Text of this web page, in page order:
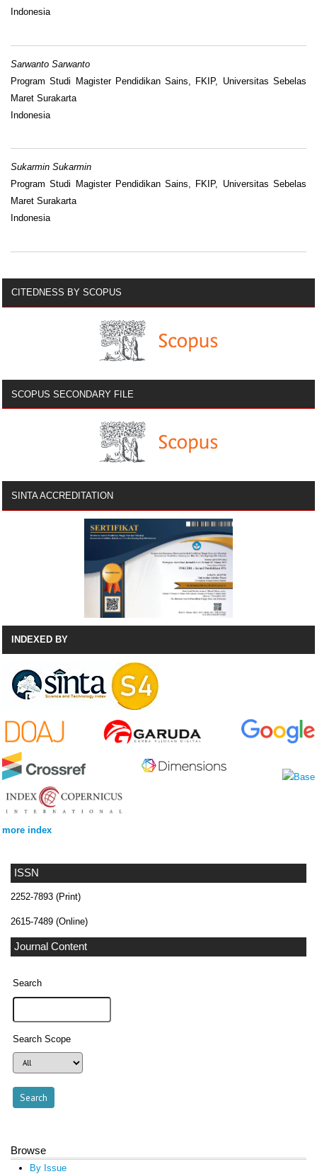
ISSN
2252-7893 (Print)
2615-7489 (Online)
Journal Content
Search
Search Scope
Browse
By Issue
Indonesia
Sarwanto Sarwanto
Program Studi Magister Pendidikan Sains, FKIP, Universitas Sebelas
Maret Surakarta
Indonesia
Sukarmin Sukarmin
Program Studi Magister Pendidikan Sains, FKIP, Universitas Sebelas
Maret Surakarta
Indonesia
CITEDNESS BY SCOPUS
SCOPUS SECONDARY FILE
SINTA ACCREDITATION
INDEXED BY
more index